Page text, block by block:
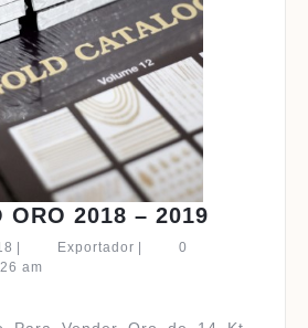
ORO 2018 – 2019
2019
August
11,
ExportadorExportador
0
am